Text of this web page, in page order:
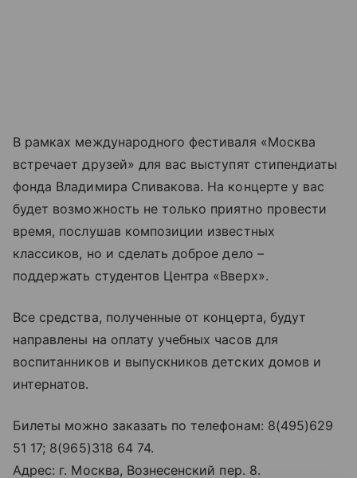
В рамках международного фестиваля «Москва
встречает друзей» для вас выступят стипендиаты
фонда Владимира Спивакова. На концерте у вас
будет возможность не только приятно провести
время, послушав композиции известных
классиков, но и сделать доброе дело –
поддержать студентов Центра «Вверх».
Все средства, полученные от концерта, будут
направлены на оплату учебных часов для
воспитанников и выпускников детских домов и
интернатов.
Билеты можно заказать по телефонам: 8(495)629
51 17; 8(965)318 64 74.
Адрес: г. Москва, Вознесенский пер. 8.